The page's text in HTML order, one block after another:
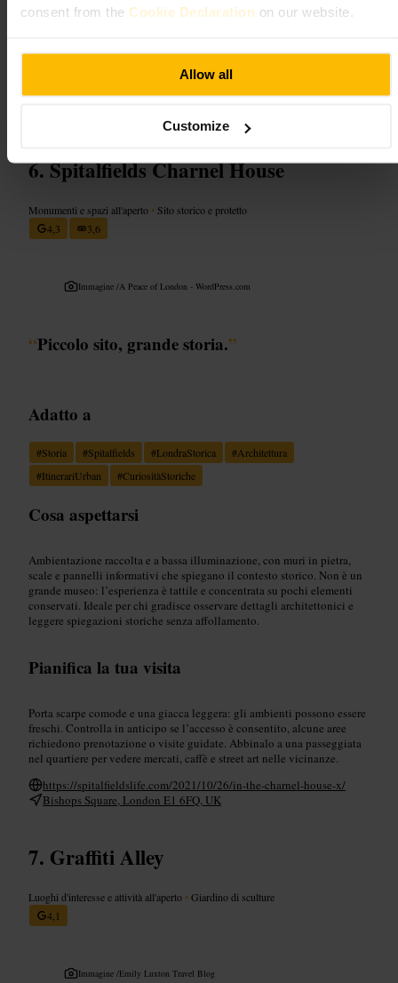
consent from the Cookie Declaration on our website.
Allow all
Customize
stop tra un appuntamento e l'altro. Controlla le informazioni di
accessibilità in anticipo se ne hai bisogno.
https://www.bankofengland.co.uk/museum
Spitalfields Charnel House
Monumenti e spazi all'aperto • Sito storico e protetto
4,3
3,6
Immagine /A Peace of London - WordPress.com
“Piccolo sito, grande storia.”
Adatto a
#Storia #Spitalfields #LondraStorica #Architettura
#ItinerariUrban #CuriositàStoriche
Cosa aspettarsi
Ambientazione raccolta e a bassa illuminazione, con muri in pietra,
scale e pannelli informativi che spiegano il contesto storico. Non è un
grande museo: l’esperienza è tattile e concentrata su pochi elementi
conservati. Ideale per chi gradisce osservare dettagli architettonici e
leggere spiegazioni storiche senza affollamento.
Pianifica la tua visita
Porta scarpe comode e una giacca leggera: gli ambienti possono essere
freschi. Controlla in anticipo se l’accesso è consentito, alcune aree
richiedono prenotazione o visite guidate. Abbinalo a una passeggiata
nel quartiere per vedere mercati, caffè e street art nelle vicinanze.
https://spitalfieldslife.com/2021/10/26/in-the-charnel-house-x/
Bishops Square, London E1 6FQ, UK
Graffiti Alley
Luoghi d'interesse e attività all'aperto •Giardino di sculture
4,1
Immagine /Emily Luxton Travel Blog